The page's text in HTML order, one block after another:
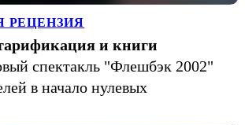
РЕЦЕНЗИЯ
и книги
спектакль "Флешбэк 2002"
в начало нулевых